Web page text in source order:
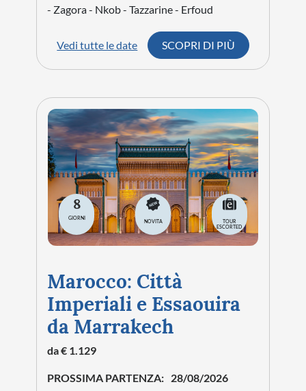
- Zagora - Nkob - Tazzarine - Erfoud
Vedi tutte le date SCOPRI DI PIÙ
8
GIORNI
NOVITA
TOUR
ESCORTED
Marocco: Città
Imperiali e Essaouira
da Marrakech
da € 1.129
PROSSIMA PARTENZA: 28/08/2026